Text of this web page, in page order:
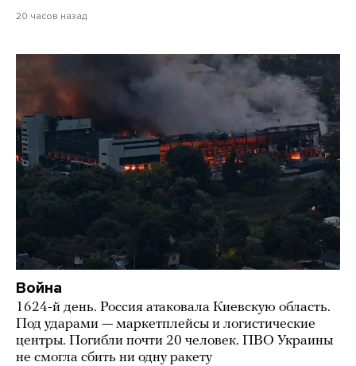
20 часов назад
Война
1624-й день. Россия атаковала Киевскую область.
Под ударами — маркетплейсы и логистические
центры. Погибли почти 20 человек. ПВО Украины
не смогла сбить ни одну ракету